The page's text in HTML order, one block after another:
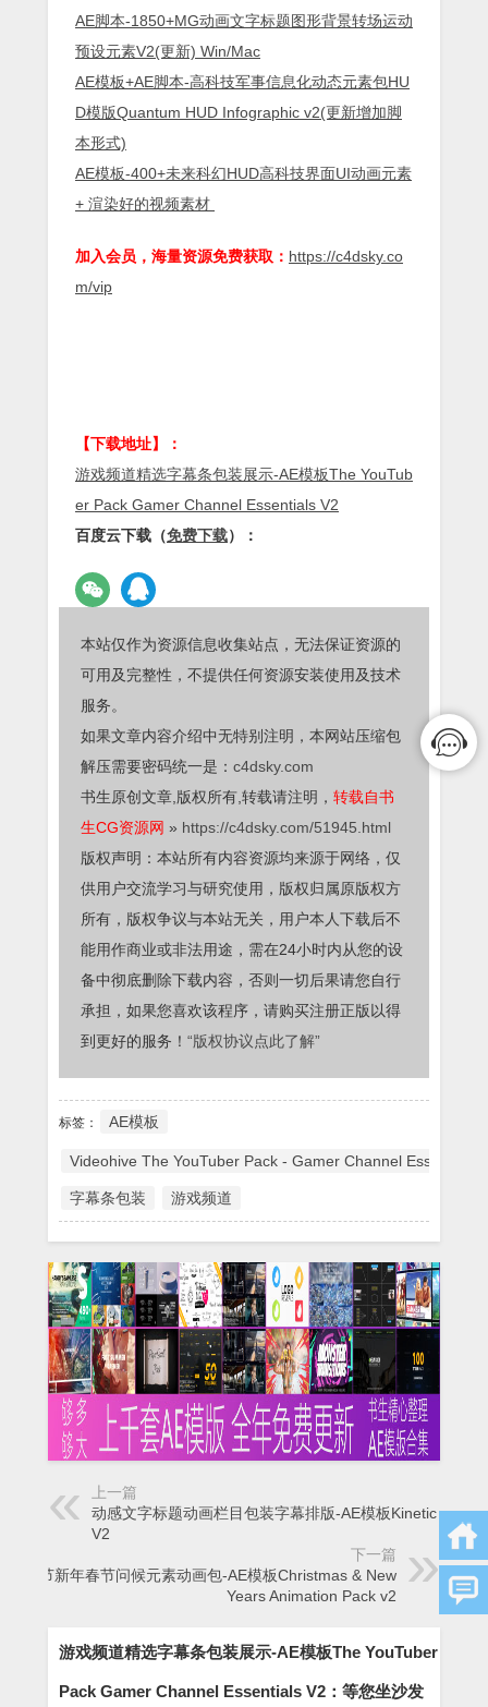
AE脚本-1850+MG动画文字标题图形背景转场运动
预设元素V2(更新) Win/Mac
AE模板+AE脚本-高科技军事信息化动态元素包HU
D模版Quantum HUD Infographic v2(更新增加脚
本形式)
AE模板-400+未来科幻HUD高科技界面UI动画元素
+ 渲染好的视频素材
加入会员，海量资源免费获取： https://c4dsky.co
m/vip
【下载地址】：
游戏频道精选字幕条包装展示-AE模板The YouTub
er Pack Gamer Channel Essentials V2
百度云下载（免费下载）：
本站仅作为资源信息收集站点，无法保证资源的
可用及完整性，不提供任何资源安装使用及技术
服务。
如果文章内容介绍中无特别注明，本网站压缩包
解压需要密码统一是： c4dsky.com
书生原创文章,版权所有,转载请注明， 转载自书
生CG资源网 » https://c4dsky.com/51945.html
版权声明：本站所有内容资源均来源于网络，仅
供用户交流学习与研究使用，版权归属原版权方
所有，版权争议与本站无关，用户本人下载后不
能用作商业或非法用途，需在24小时内从您的设
备中彻底删除下载内容，否则一切后果请您自行
承担，如果您喜欢该程序，请购买注册正版以得
到更好的服务！ “版权协议点此了解”
标签： AE模板
Videohive The YouTuber Pack - Gamer Channel Essentials
字幕条包装 游戏频道
上一篇
动感文字标题动画栏目包装字幕排版-AE模板Kinetic Text
V2
下一篇
圣诞节新年春节问候元素动画包-AE模板Christmas & New
Years Animation Pack v2
游戏频道精选字幕条包装展示-AE模板The YouTuber
Pack Gamer Channel Essentials V2：等您坐沙发